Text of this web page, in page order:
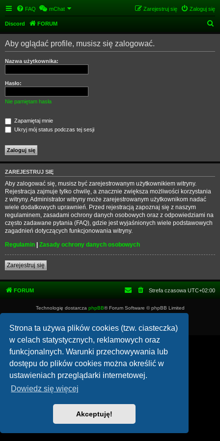
Strona ta używa plików cookies (tzw. ciasteczka)
w celach statystycznych, reklamowych oraz
funkcjonalnych. Warunki przechowywania lub
dostępu do plików cookies można określić w
ustawieniach przeglądarki internetowej.
Dowiedz się więcej
Akceptuję!
FAQ mChat Zaloguj się
Zarejestruj się
Discord FORUM
z
Aby oglądać profile, musisz się zalogować.
Nazwa użytkownika:
Hasło:
Nie pamiętam hasła
Zapamiętaj mnie
Ukryj mój status podczas tej sesji
ZAREJESTRUJ SIĘ
Aby zalogować się, musisz być zarejestrowanym użytkownikiem witryny.
Rejestracja zajmuje tylko chwilę, a znacznie zwiększa możliwości korzystania
z witryny. Administrator witryny może zarejestrowanym użytkownikom nadać
wiele dodatkowych uprawnień. Przed rejestracją zapoznaj się z naszym
regulaminem, zasadami ochrony danych osobowych oraz z odpowiedziami na
często zadawane pytania (FAQ), gdzie jest wyjaśnionych wiele podstawowych
zagadnień dotyczących funkcjonowania witryny.
Regulamin | Zasady ochrony danych osobowych
Zarejestruj się
FORUM Strefa czasowa UTC+02:00
Technologię dostarcza phpBB® Forum Software © phpBB Limited
Zasady ochrony danych osobowych
|Regulamin